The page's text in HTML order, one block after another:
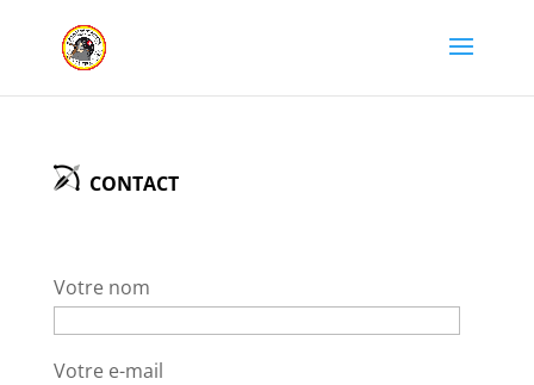
CONTACT
Votre nom
Votre e-mail